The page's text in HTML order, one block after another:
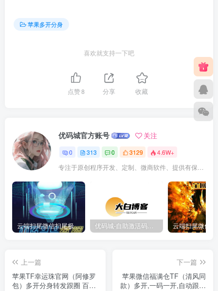
苹果多开分身
喜欢就支持一下吧
点赞8 分享 收藏
优码城官方账号 关注
0 313 0 3129 4.6W+
专注于原创程序开发、定制、微商软件、提供有保障的维护及售后，做高品质程序网站认准万码库。
云端扫尾微信扫尾极光,天使,格力,新百伦双号正版点数点卡授权充值 优码城-自助激活码商城-自助购卡点击-激活码24小时自助发卡地址
上一篇
苹果TF幸运珠官网（阿修罗
包）多开分身转发跟圈 百款
下一篇
苹果微信福满仓TF（清风同
款）多开,一码一开,自动跟圈